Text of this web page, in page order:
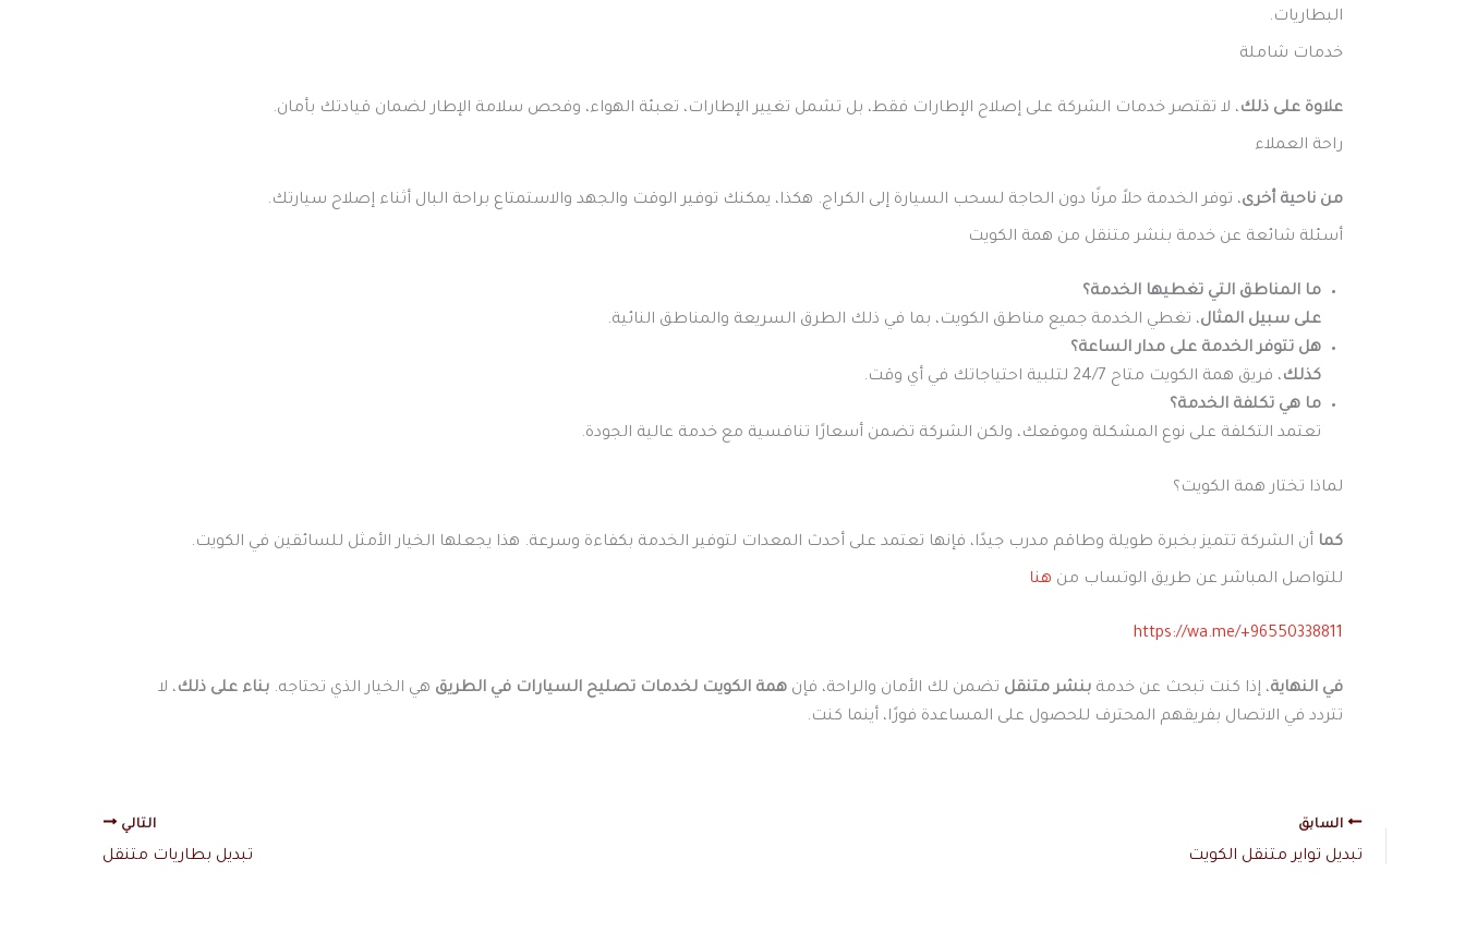
البطاريات.
خدمات شاملة
علاوة على ذلك، لا تقتصر خدمات الشركة على إصلاح الإطارات فقط، بل تشمل تغيير الإطارات، تعبئة الهواء، وفحص سلامة الإطار لضمان قيادتك بأمان.
راحة العملاء
من ناحية أخرى، توفر الخدمة حلاً مرنًا دون الحاجة لسحب السيارة إلى الكراج. هكذا، يمكنك توفير الوقت والجهد والاستمتاع براحة البال أثناء إصلاح سيارتك.
أسئلة شائعة عن خدمة بنشر متنقل من همة الكويت
ما المناطق التي تغطيها الخدمة؟
على سبيل المثال، تغطي الخدمة جميع مناطق الكويت، بما في ذلك الطرق السريعة والمناطق النائية.
هل تتوفر الخدمة على مدار الساعة؟
كذلك، فريق همة الكويت متاح 24/7 لتلبية احتياجاتك في أي وقت.
ما هي تكلفة الخدمة؟
تعتمد التكلفة على نوع المشكلة وموقعك، ولكن الشركة تضمن أسعارًا تنافسية مع خدمة عالية الجودة.
لماذا تختار همة الكويت؟
كما أن الشركة تتميز بخبرة طويلة وطاقم مدرب جيدًا، فإنها تعتمد على أحدث المعدات لتوفير الخدمة بكفاءة وسرعة. هذا يجعلها الخيار الأمثل للسائقين في الكويت.
للتواصل المباشر عن طريق الوتساب من هنا
https://wa.me/+96550338811
في النهاية، إذا كنت تبحث عن خدمة بنشر متنقل تضمن لك الأمان والراحة، فإن همة الكويت لخدمات تصليح السيارات في الطريق هي الخيار الذي تحتاجه. بناء على ذلك، لا
تتردد في الاتصال بفريقهم المحترف للحصول على المساعدة فورًا، أينما كنت.
السابق
تبديل تواير متنقل الكويت
التالي
تبديل بطاريات متنقل